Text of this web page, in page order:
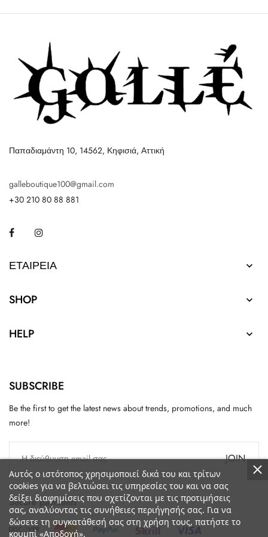
Παπαδιαμάντη 10, 14562, Κηφισιά, Αττική
galleboutique100@gmail.com
+30 210 80 88 881
Facebook
ΕΤΑΙΡΕΊΑ 
SHOP 
HELP 
SUBSCRIBE
Be the first to get the latest news about trends, promotions, and much
more!
JOIN
Secure payments
Αυτός ο ιστότοπος χρησιμοποιεί δικά του και τρίτων
cookies για να βελτιώσει τις υπηρεσίες του και να σας
δείξει διαφημίσεις που σχετίζονται με τις προτιμήσεις
σας, αναλύοντας τις συνήθειες περιήγησής σας. Για να
δώσετε τη συγκατάθεσή σας στη χρήση τους, πατήστε το
κουμπί «Αποδοχή».